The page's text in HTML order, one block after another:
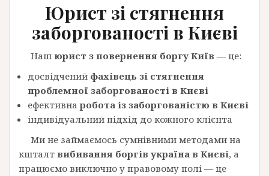
Юрист зі стягнення
заборгованості в Києві
Наш юрист з повернення боргу Київ — це:
досвідчений фахівець зі стягнення
проблемної заборгованості в Києві
ефективнаробота із заборгованістю в Києві
індивідуальний підхід до кожного клієнта
Ми не займаємось сумнівними методами на
кшталт вибивання боргів україна в Києві, а
працюємо виключно у правовому полі — це